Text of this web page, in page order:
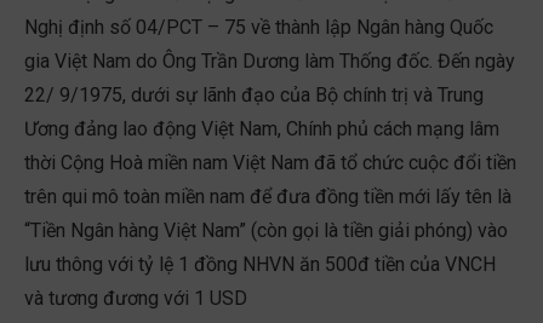
Nghị định số 04/PCT – 75 về thành lập Ngân hàng Quốc
gia Việt Nam do Ông Trần Dương làm Thống đốc. Đến ngày
22/ 9/1975, dưới sự lãnh đạo của Bộ chính trị và Trung
Ương đảng lao động Việt Nam, Chính phủ cách mạng lâm
thời Cộng Hoà miền nam Việt Nam đã tổ chức cuộc đổi tiền
trên qui mô toàn miền nam để đưa đồng tiền mới lấy tên là
“Tiền Ngân hàng Việt Nam” (còn gọi là tiền giải phóng) vào
lưu thông với tỷ lệ 1 đồng NHVN ăn 500đ tiền của VNCH
và tương đương với 1 USD